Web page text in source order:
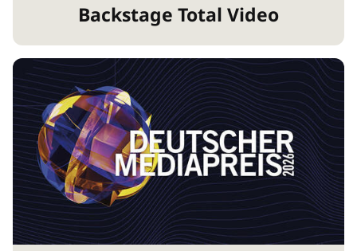
Backstage Total Video